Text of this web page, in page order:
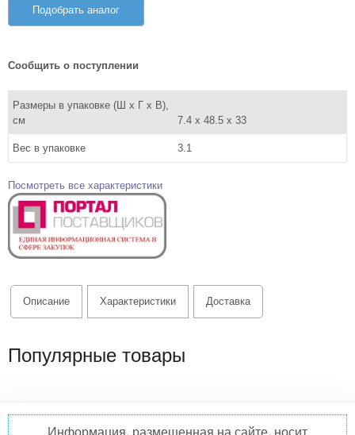
Подобрать аналог
Сообщить о поступлении
Размеры в упаковке (Ш x Г x В),
см
7.4 x 48.5 x 33
Вес в упаковке 3.1
Посмотреть все характеристики
Описание Характеристики Доставка
Популярные товары
Информация, размещенная на сайте, носит